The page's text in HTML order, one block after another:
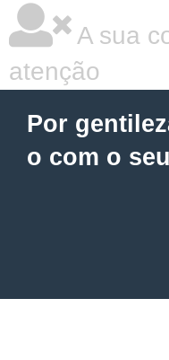
A sua
atenção
Por
o com o